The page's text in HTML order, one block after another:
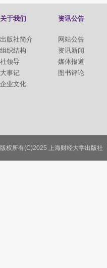
关于我们
出版社简介
组织结构
社领导
大事记
企业文化
资讯公告
网站公告
资讯新闻
媒体报道
图书评论
联系我们
版权所有(C)2025 上海财经大学出版社